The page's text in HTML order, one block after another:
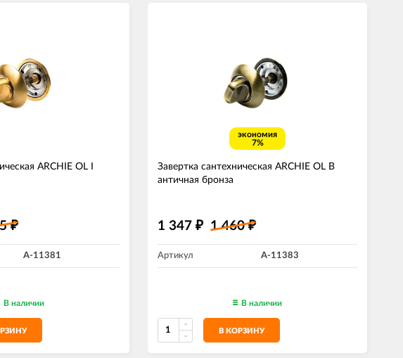
ARCHIE OL I
₽
A-11381
В наличии
экономия
7%
Завертка сантехническая ARCHIE OL В
античная бронза
1 347 ₽ 1 460₽
Артикул A-11383
В наличии
В КОРЗИНУ